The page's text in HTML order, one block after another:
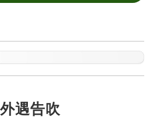
遇告吹